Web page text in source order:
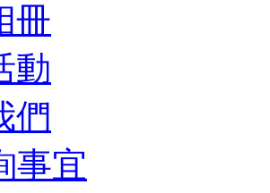
冊
動
們
事宜